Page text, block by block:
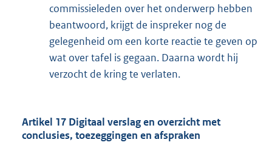
commissieleden over het onderwerp hebben
beantwoord, krijgt de inspreker nog de
gelegenheid om een korte reactie te geven op
wat over tafel is gegaan. Daarna wordt hij
verzocht de kring te verlaten.
Artikel 17 Digitaal verslag en overzicht met
conclusies, toezeggingen en afspraken